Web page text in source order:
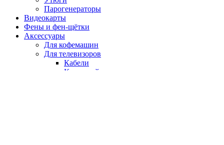
Парогенераторы
Видеокарты
Фены и фен-щётки
Аксессуары
Для кофемашин
Для телевизоров
Кабели
Кронштейны